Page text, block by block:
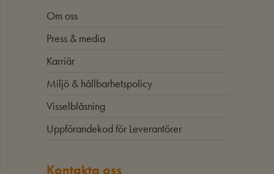
Om oss
Press & media
Karriär
Miljö & hållbarhetspolicy
Visselblåsning
Uppförandekod för Leverantörer
Kontakta oss